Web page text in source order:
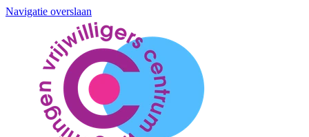
Navigatie overslaan